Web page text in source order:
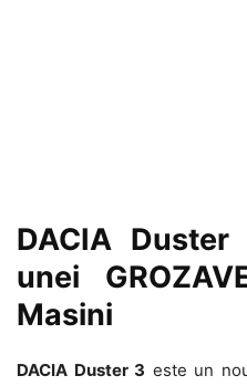
DACIA
unei
Masini
DACIA Duster 3 este un